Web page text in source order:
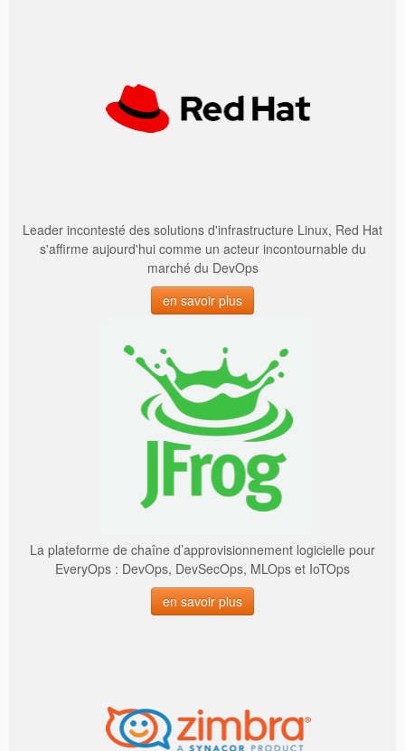
Leader incontesté des solutions d'infrastructure Linux, Red Hat
s'affirme aujourd'hui comme un acteur incontournable du
marché du DevOps
en savoir plus
La plateforme de chaîne d’approvisionnement logicielle pour
EveryOps : DevOps, DevSecOps, MLOps et IoTOps
en savoir plus